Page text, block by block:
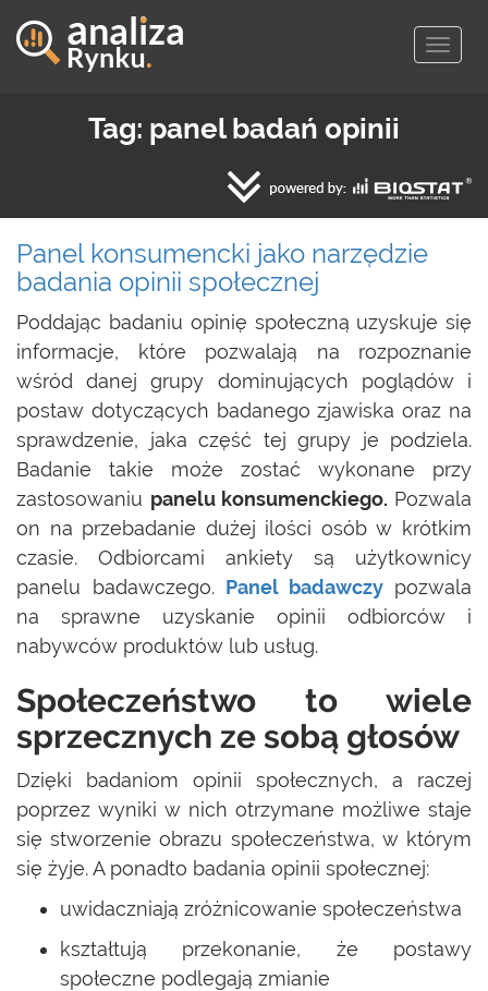
Tag: panel badań opinii
Panel konsumencki jako narzędzie
badania opinii społecznej
Poddając badaniu opinię społeczną uzyskuje się
informacje, które pozwalają na rozpoznanie
wśród danej grupy dominujących poglądów i
postaw dotyczących badanego zjawiska oraz na
sprawdzenie, jaka część tej grupy je podziela.
Badanie takie może zostać wykonane przy
zastosowaniu panelu konsumenckiego. Pozwala
on na przebadanie dużej ilości osób w krótkim
czasie. Odbiorcami ankiety są użytkownicy
panelu badawczego. Panel badawczypozwala
na sprawne uzyskanie opinii odbiorców i
nabywców produktów lub usług.
Społeczeństwo to wiele
sprzecznych ze sobą głosów
Dzięki badaniom opinii społecznych, a raczej
poprzez wyniki w nich otrzymane możliwe staje
się stworzenie obrazu społeczeństwa, w którym
się żyje. A ponadto badania opinii społecznej:
uwidaczniają zróżnicowanie społeczeństwa
kształtują przekonanie, że postawy
społeczne podlegają zmianie